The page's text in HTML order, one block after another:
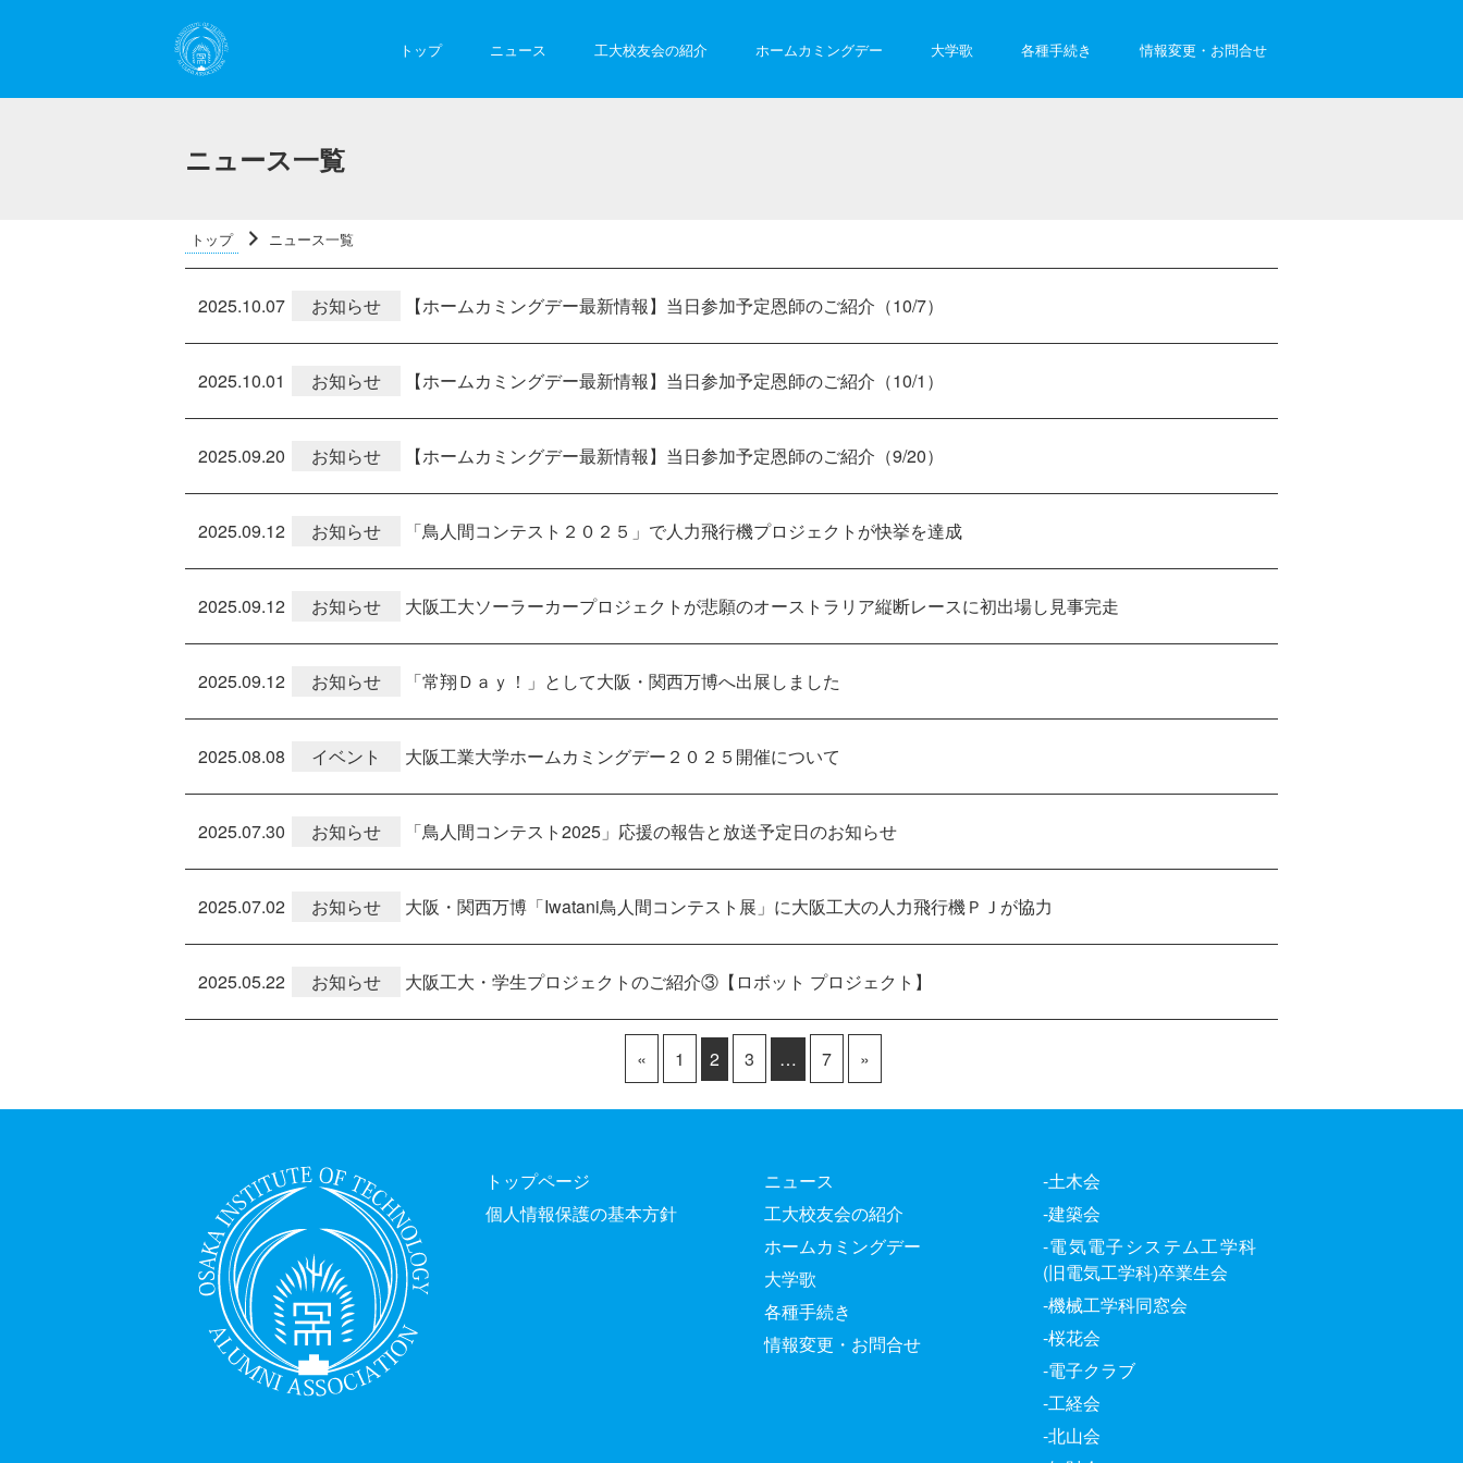
トップ ニュース 工大校友会の紹介 ホームカミングデー 大学歌 各種手続き 情報変更・お問合せ
ニュース一覧
トップ ニュース一覧
2025.10.07 お知らせ 【ホームカミングデー最新情報】当日参加予定恩師のご紹介（10/7）
2025.10.01 お知らせ 【ホームカミングデー最新情報】当日参加予定恩師のご紹介（10/1）
2025.09.20 お知らせ 【ホームカミングデー最新情報】当日参加予定恩師のご紹介（9/20）
2025.09.12 お知らせ 「鳥人間コンテスト２０２５」で人力飛行機プロジェクトが快挙を達成
2025.09.12 お知らせ 大阪工大ソーラーカープロジェクトが悲願のオーストラリア縦断レースに初出場し見事完走
2025.09.12 お知らせ 「常翔Ｄａｙ！」として大阪・関西万博へ出展しました
2025.08.08 イベント 大阪工業大学ホームカミングデー２０２５開催について
2025.07.30 お知らせ 「鳥人間コンテスト2025」応援の報告と放送予定日のお知らせ
2025.07.02 お知らせ 大阪・関西万博「Iwatani鳥人間コンテスト展」に大阪工大の人力飛行機ＰＪが協力
2025.05.22 お知らせ 大阪工大・学生プロジェクトのご紹介③【ロボット プロジェクト】
« 1 2 3 … 7 »
トップページ
個人情報保護の基本方針
ニュース
工大校友会の紹介
ホームカミングデー
大学歌
各種手続き
情報変更・お問合せ
-土木会
-建築会
-電気電子システム工学科
(旧電気工学科)卒業生会
-機械工学科同窓会
-桜花会
-電子クラブ
-工経会
-北山会